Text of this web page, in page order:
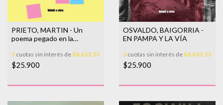
PRIETO, MARTIN - Un
poema pegado en la
3 cuotas sin interés de$8.633,33
$25.900
OSVALDO, BAIGORRIA -
EN PAMPA Y LA VÍA
3 cuotas sin interés de$8.633,33
$25.900